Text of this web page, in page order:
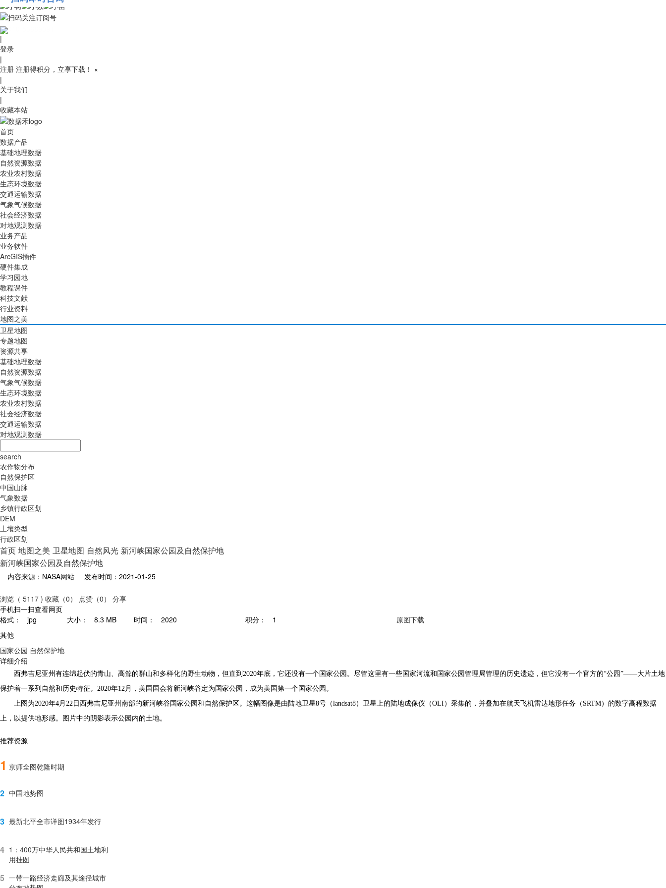
010-53689091
|
登录
|
注册 注册得积分，立享下载！ ×
|
关于我们
|
收藏本站
首页
数据产品
基础地理数据
自然资源数据
农业农村数据
生态环境数据
交通运输数据
气象气候数据
社会经济数据
对地观测数据
业务产品
业务软件
ArcGIS插件
硬件集成
学习园地
教程课件
科技文献
行业资料
地图之美
卫星地图
专题地图
资源共享
基础地理数据
自然资源数据
气象气候数据
生态环境数据
农业农村数据
社会经济数据
交通运输数据
对地观测数据
search
农作物分布
自然保护区
中国山脉
气象数据
乡镇行政区划
DEM
土壤类型
行政区划
首页 地图之美 卫星地图 自然风光 新河峡国家公园及自然保护地
新河峡国家公园及自然保护地
内容来源：NASA网站 发布时间：2021-01-25
浏览（ 5117 ) 收藏（0） 点赞（0）
分享
手机扫一扫查看网页
格式：
jpg 大小： 8.3 MB 时间： 2020 积分： 1
原图下载
其他
国家公园 自然保护地
详细介绍
西弗吉尼亚州有连绵起伏的青山、高耸的群山和多样化的野生动物，但直到2020年底，它还没有一个国家公园。尽管这里有一些国家河流和国家公园管理局管理的历史遗迹，但它没有一个官方的“公园”——大片土地
保护着一系列自然和历史特征。2020年12月，美国国会将新河峡谷定为国家公园，成为美国第一个国家公园。
上图为2020年4月22日西弗吉尼亚州南部的新河峡谷国家公园和自然保护区。这幅图像是由陆地卫星8号（landsat8）卫星上的陆地成像仪（OLI）采集的，并叠加在航天飞机雷达地形任务（SRTM）的数字高程数据
上，以提供地形感。图片中的阴影表示公园内的土地。
推荐资源
1 京师全图乾隆时期
2 中国地势图
3 最新北平全市详图1934年发行
4 1：400万中华人民共和国土地利
用挂图
5 一带一路经济走廊及其途径城市